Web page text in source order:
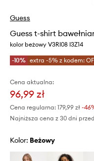
Guess
Guess t-shirt
kolor beżowy V3RI08 I3Z14
-10% extra -5% z kodem:
Cena aktualna:
96,99 zł
Cena regularna: 179,99 zł -
Najniższa cena z 30 dni
Kolor: beżowy